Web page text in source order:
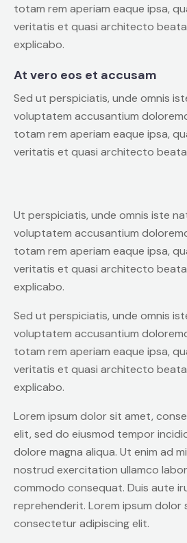
totam rem aperiam eaque ipsa,
veritatis et quasi architecto
explicabo.
At vero eos et accusam
Sed ut perspiciatis, unde omnis
voluptatem accusantium
totam rem aperiam eaque ipsa,
veritatis et quasi architecto
Ut perspiciatis, unde omnis iste
voluptatem accusantium
totam rem aperiam eaque ipsa,
veritatis et quasi architecto
explicabo.
Sed ut perspiciatis, unde omnis
voluptatem accusantium
totam rem aperiam eaque ipsa,
veritatis et quasi architecto
explicabo.
Lorem ipsum dolor sit amet,
elit, sed do eiusmod tempor
dolore magna aliqua. Ut enim ad
nostrud exercitation ullamco
commodo consequat. Duis aute
reprehenderit. Lorem ipsum dolor
consectetur adipiscing elit.